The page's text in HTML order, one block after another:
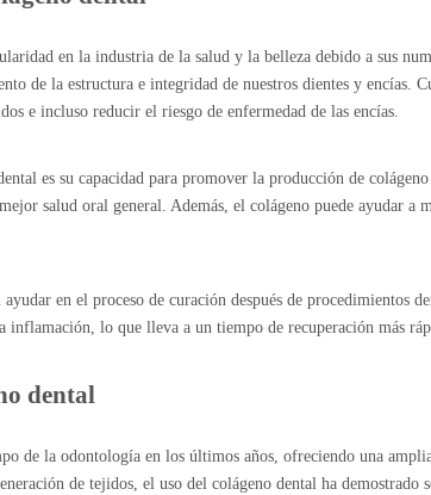
en la industria de la salud y la belleza debido a sus
de la estructura e integridad de nuestros dientes y encías.
e incluso reducir el riesgo de enfermedad de las encías.
es su capacidad para promover la producción de
salud oral general. Además, el colágeno puede ayudar
en el proceso de curación después de procedimientos
lo que lleva a un tiempo de recuperación más
dental
de la odontología en los últimos años, ofreciendo una
de tejidos, el uso del colágeno dental ha